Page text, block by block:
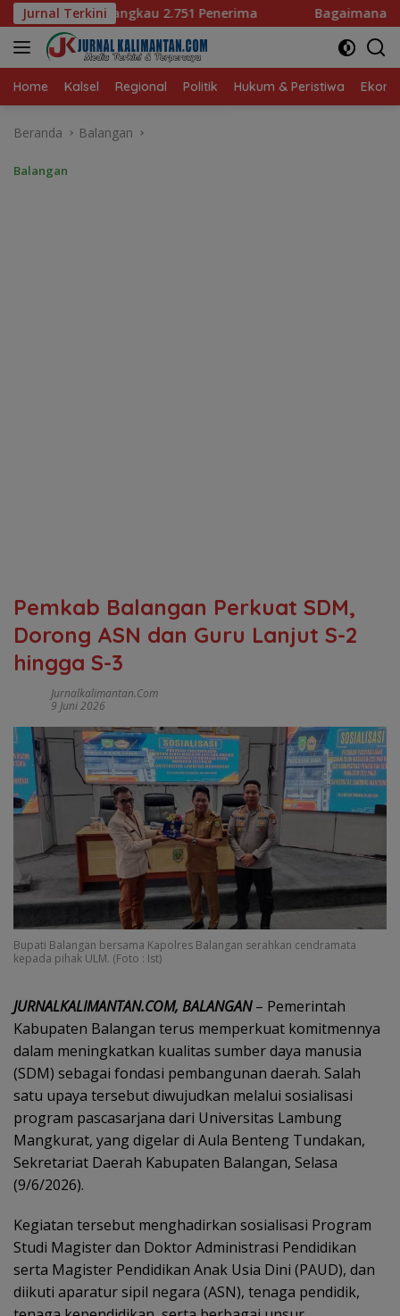
Langsung
ke
konten
Jurnal Terkini
Penerima Bagaimana KIP Hadapi Deepfake dan
Home Kalsel Regional Politik Hukum & Peristiwa
Beranda Balangan
Balangan
Pemkab Balangan Perkuat SDM,
Dorong ASN dan Guru Lanjut S-2
hingga S-3
Jurnalkalimantan.com
9 Juni 2026
Bupati Balangan bersama Kapolres Balangan serahkan cendramata
kepada pihak ULM. (Foto : Ist)
JURNALKALIMANTAN.COM, BALANGAN– Pemerintah
Kabupaten Balangan terus memperkuat komitmennya
dalam meningkatkan kualitas sumber daya manusia
(SDM) sebagai fondasi pembangunan daerah. Salah
satu upaya tersebut diwujudkan melalui sosialisasi
program pascasarjana dari Universitas Lambung
Mangkurat, yang digelar di Aula Benteng Tundakan,
Sekretariat Daerah Kabupaten Balangan, Selasa
(9/6/2026).
Kegiatan tersebut menghadirkan sosialisasi Program
Studi Magister dan Doktor Administrasi Pendidikan
serta Magister Pendidikan Anak Usia Dini (PAUD), dan
diikuti aparatur sipil negara (ASN), tenaga pendidik,